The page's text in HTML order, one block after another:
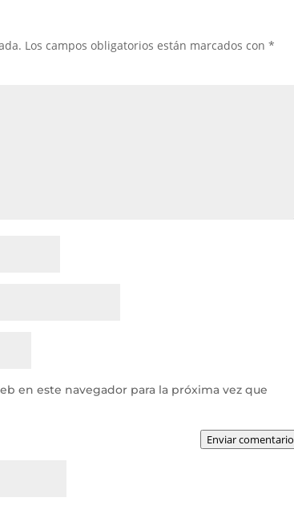
Los campos obligatorios están marcados con*
en este navegador para la próxima vez que
Enviar comentario